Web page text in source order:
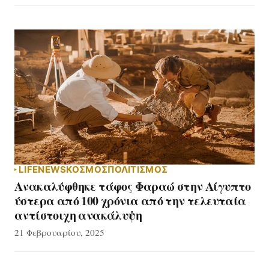
LIFENEWSΚΟΣΜΟΣΠΟΛΙΤΙΣΜΟΣ
Ανακαλύφθηκε τάφος Φαραώ στην Αίγυπτο
ύστερα από 100 χρόνια από την τελευταία
αντίστοιχη ανακάλυψη
21 Φεβρουαρίου, 2025